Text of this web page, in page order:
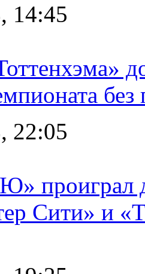
14:45
22:05
проиграл
Сити» и